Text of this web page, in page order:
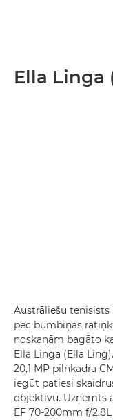
Ella Linga
Austrāliešu
pēc bumbiņas
noskaņām bagāto
Ella Linga (Ella
20,1 MP pilnkadra
iegūt patiesi
objektīvu. Uzņemts
EF 70-200mm f/